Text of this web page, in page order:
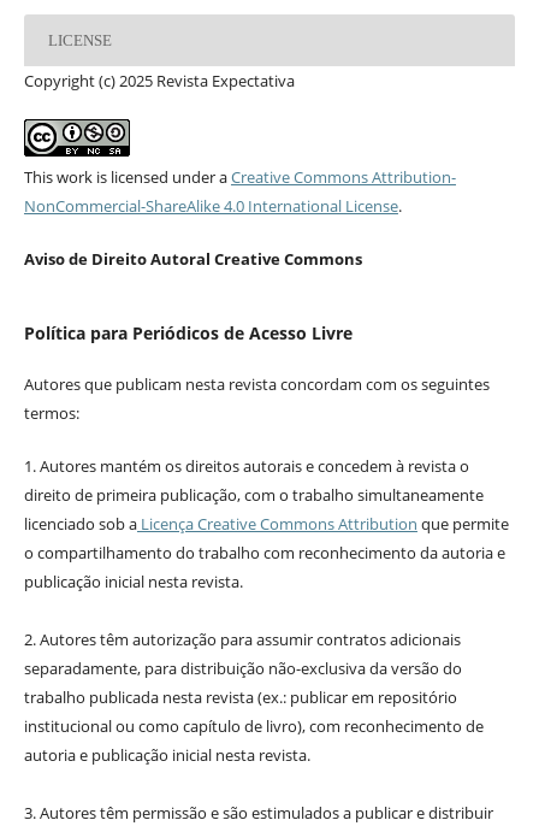
LICENSE
Copyright (c) 2025 Revista Expectativa
This work is licensed under aCreative Commons Attribution-
NonCommercial-ShareAlike 4.0 International License.
Aviso de Direito Autoral Creative Commons
Política para Periódicos de Acesso Livre
Autores que publicam nesta revista concordam com os seguintes
termos:
1. Autores mantém os direitos autorais e concedem à revista o
direito de primeira publicação, com o trabalho simultaneamente
licenciado sob aLicença Creative Commons Attribution que permite
o compartilhamento do trabalho com reconhecimento da autoria e
publicação inicial nesta revista.
2. Autores têm autorização para assumir contratos adicionais
separadamente, para distribuição não-exclusiva da versão do
trabalho publicada nesta revista (ex.: publicar em repositório
institucional ou como capítulo de livro), com reconhecimento de
autoria e publicação inicial nesta revista.
3. Autores têm permissão e são estimulados a publicar e distribuir